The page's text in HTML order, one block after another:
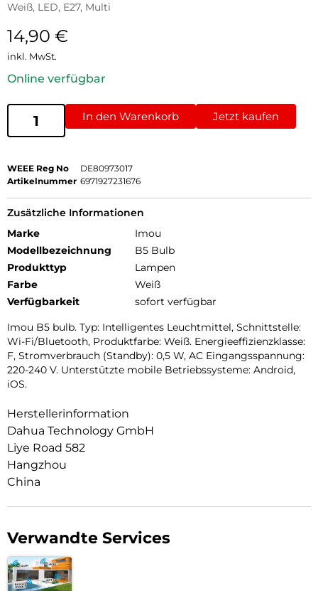
Weiß, LED, E27, Multi
14,90 €
inkl. MwSt.
Online verfügbar
In den Warenkorb Jetzt kaufen
WEEE Reg No
DE80973017
Artikelnummer 6971927231676
Zusätzliche Informationen
Marke
Imou
Modellbezeichnung
B5 Bulb
Produkttyp
Lampen
Farbe
Weiß
Verfügbarkeit
sofort verfügbar
Imou B5 bulb. Typ: Intelligentes Leuchtmittel, Schnittstelle:
Wi-Fi/Bluetooth, Produktfarbe: Weiß. Energieeffizienzklasse:
F, Stromverbrauch (Standby): 0,5 W, AC Eingangsspannung:
220-240 V. Unterstützte mobile Betriebssysteme: Android,
iOS.
Herstellerinformation
Dahua Technology GmbH
Liye Road 582
Hangzhou
China
Verwandte Services